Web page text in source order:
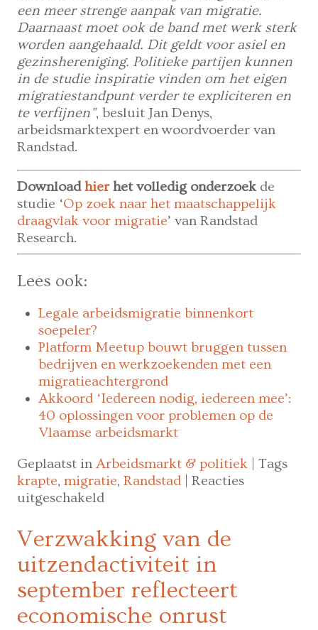
een meer strenge aanpak van migratie.
Daarnaast moet ook de band met werk sterk
worden aangehaald. Dit geldt voor asiel en
gezinshereniging. Politieke partijen kunnen
in de studie inspiratie vinden om het eigen
migratiestandpunt verder te expliciteren en
te verfijnen”, besluit Jan Denys,
arbeidsmarktexpert en woordvoerder van
Randstad.
Downloadhierhet volledig onderzoek de
studie ‘Op zoek naar het maatschappelijk
draagvlak voor migratie’ van Randstad
Research.
Lees ook:
Legale arbeidsmigratie binnenkort
soepeler?
Platform Meetup bouwt bruggen tussen
bedrijven en werkzoekenden met een
migratieachtergrond
Akkoord ‘Iedereen nodig, iedereen mee’:
40 oplossingen voor problemen op de
Vlaamse arbeidsmarkt
Geplaatst in Arbeidsmarkt & politiek
Tags
krapte,migratie,Randstad
Reacties
uitgeschakeld
veel
milder
over
arbeidsmigratie
dan
over
Verzwakking van de
uitzendactiviteit in
september reflecteert
economische onrust